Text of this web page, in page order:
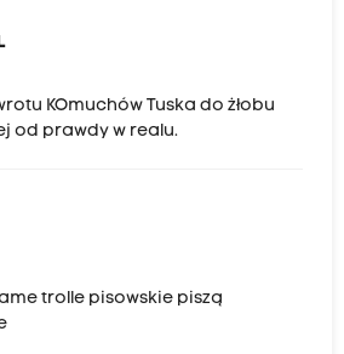
KOmuchów Tuska do żłobu
od prawdy w realu.
trolle pisowskie piszą